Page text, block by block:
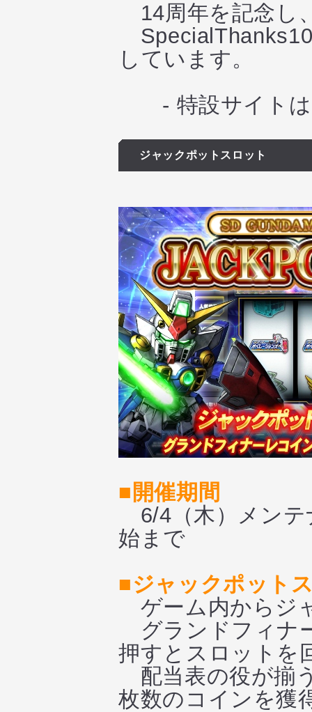
14周年を記念し
しています。
- 特設サイトは
ジャックポットスロット
■開催期間
6/4（木）メンテ
始まで
■ジャックポット
ゲーム内からジ
グランドフィナ
押すとスロットを
配当表の役が揃
枚数のコインを獲